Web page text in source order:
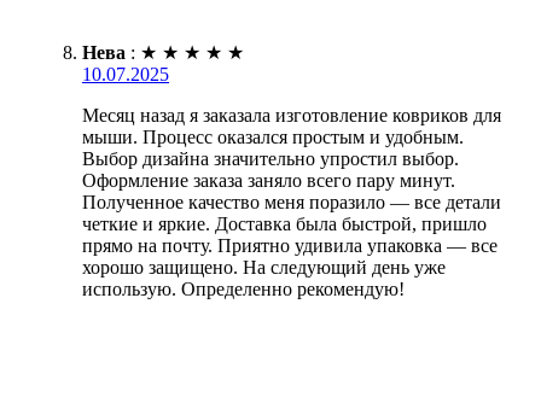
Нева : ★ ★ ★ ★ ★
10.07.2025
Месяц назад я заказала изготовление ковриков для
мыши. Процесс оказался простым и удобным.
Выбор дизайна значительно упростил выбор.
Оформление заказа заняло всего пару минут.
Полученное качество меня поразило — все детали
четкие и яркие. Доставка была быстрой, пришло
прямо на почту. Приятно удивила упаковка — все
хорошо защищено. На следующий день уже
использую. Определенно рекомендую!